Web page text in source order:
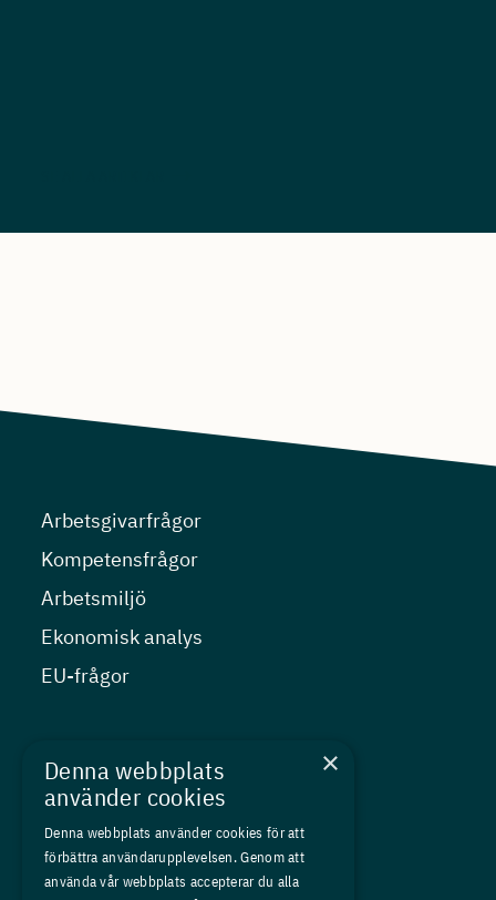
Arbetsgivarfrågor
Kompetensfrågor
Arbetsmiljö
Ekonomisk analys
EU-frågor
Kurser
Medlemskap
Om oss
×
Denna webbplats
använder cookies
Denna webbplats använder cookies för att
förbättra användarupplevelsen. Genom att
använda vår webbplats accepterar du alla